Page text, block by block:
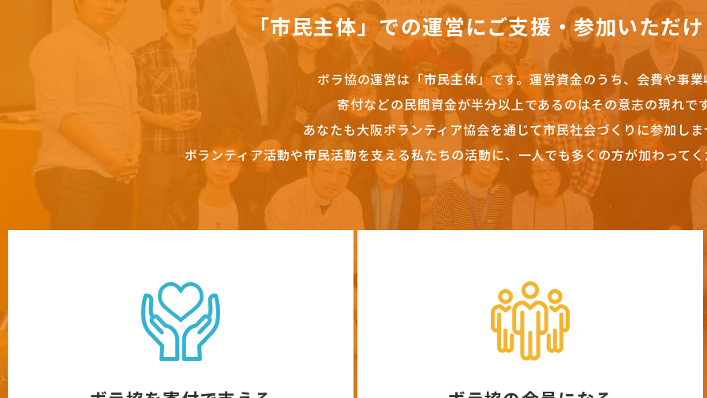
「市民主体」での運営にご支援・参加いただ
ボラ協の運営は「市民主体」です。 運営資金のうち、会費や事
寄付などの民間資金が半分以上であるのはその意志の現れで
あなたも大阪ボランティア協会を通じて市民社会づくりに参加し
ボランティア活動や市民活動を支える私たちの活動に、一人でも多くの方が加わって